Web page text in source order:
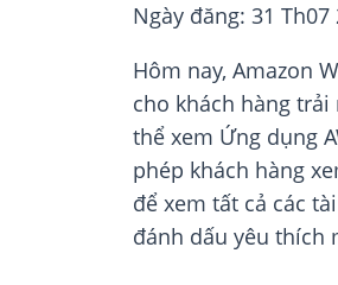
Ngày đăng: 31 Th07
Hôm nay, Amazon
cho khách hàng
thể xem Ứng dụng
phép khách hàng
để xem tất cả các
đánh dấu yêu thích